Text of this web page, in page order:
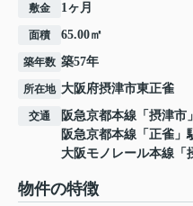
敷金 1ヶ月
面積 65.00㎡
築年数 築57年
所在地 大阪府摂津市東正雀
交通 阪急京都本線 「 摂津市
阪急京都本線 「 正雀 」
大阪モノレール本線 「
物件の特徴